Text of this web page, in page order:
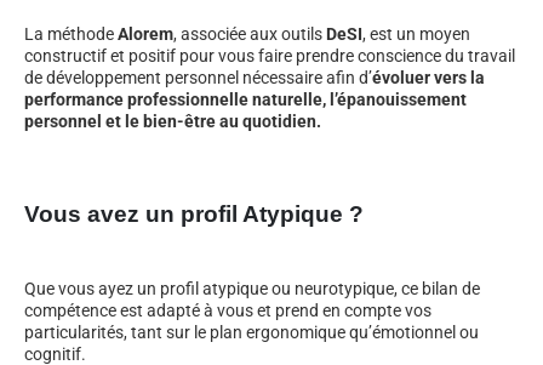
La méthodeAlorem, associée aux outils DeSI, est un moyen
constructif et positif pour vous faire prendre conscience du travail
de développement personnel nécessaire afin d’évoluer vers la
performance professionnelle naturelle, l’épanouissement
personnel et le bien-être au quotidien.
Vous avez un profil Atypique ?
Que vous ayez un profil atypique ou neurotypique, ce bilan de
compétence est adapté à vous et prend en compte vos
particularités, tant sur le plan ergonomique qu’émotionnel ou
cognitif.